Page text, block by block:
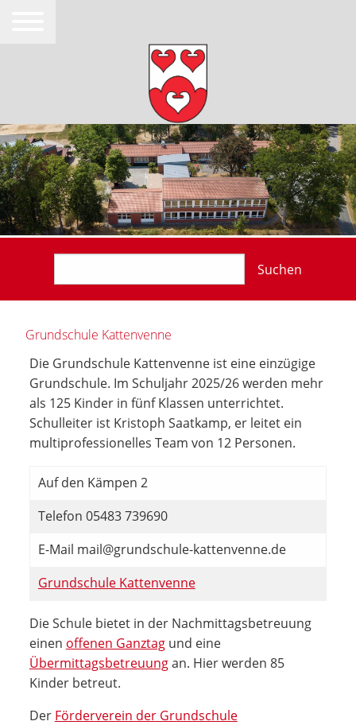
Suchen
Grundschule Kattenvenne
Die Grundschule Kattenvenne ist eine einzügige
Grundschule. Im Schuljahr 2025/26 werden mehr
als 125 Kinder in fünf Klassen unterrichtet.
Schulleiter ist Kristoph Saatkamp, er leitet ein
multiprofessionelles Team von 12 Personen.
Auf den Kämpen 2
Telefon 05483 739690
E-Mail mail@grundschule-kattenvenne.de
Grundschule Kattenvenne
Die Schule bietet in der Nachmittagsbetreuung
einen offenen Ganztagund eine
Übermittagsbetreuungan. Hier werden 85
Kinder betreut.
Der Förderverein der Grundschule